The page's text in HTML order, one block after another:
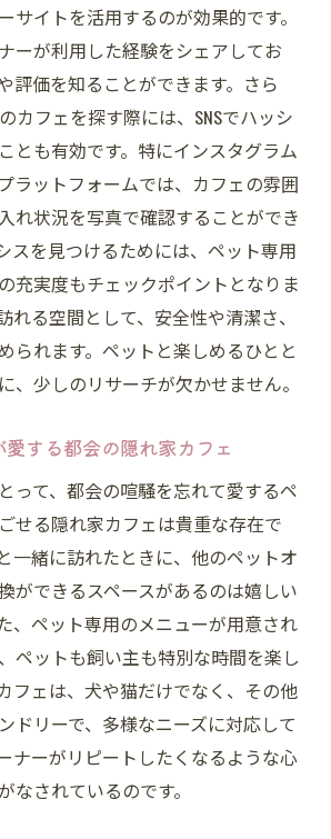
サイトを活用するのが効果的です。
ーが利用した経験をシェアしてお
評価を知ることができます。さら
カフェを探す際には、SNSでハッシ
とも有効です。特にインスタグラム
ラットフォームでは、カフェの雰囲
れ状況を写真で確認することができ
スを見つけるためには、ペット専用
充実度もチェックポイントとなりま
れる空間として、安全性や清潔さ、
られます。ペットと楽しめるひとと
、少しのリサーチが欠かせません。
する都会の隠れ家カフェ
って、都会の喧騒を忘れて愛するペ
せる隠れ家カフェは貴重な存在で
一緒に訪れたときに、他のペットオ
ができるスペースがあるのは嬉しい
、ペット専用のメニューが用意され
ペットも飼い主も特別な時間を楽し
フェは、犬や猫だけでなく、その他
ドリーで、多様なニーズに対応して
ナーがリピートしたくなるような心
なされているのです。